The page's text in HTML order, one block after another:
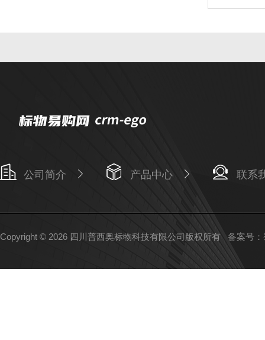
公司简介 产品中心 联系
Copyright © 2026 四川普西奥标物科技有限公司版权所有 备案号：